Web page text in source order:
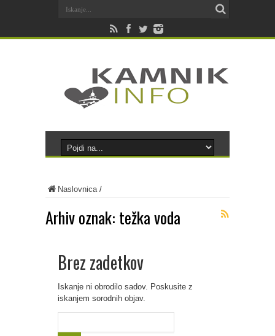
Naslovnica/
Arhiv oznak: težka voda
Brez zadetkov
Iskanje ni obrodilo sadov. Poskusite z
iskanjem sorodnih objav.